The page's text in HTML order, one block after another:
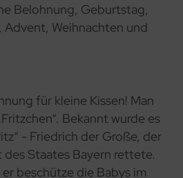
Belohnung, Geburtstag,
Advent, Weihnachten und
für kleine Kissen! Man
Bekannt wurde es
- Friedrich der Große, der
Staates Bayern rettete.
beschütze die Babys im